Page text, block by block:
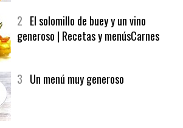
2 El solomillo de buey y un vino
generoso | Recetas y menúsCarnes
3 Un menú muy generoso